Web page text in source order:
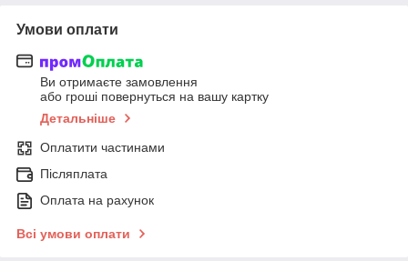
Умови оплати
Ви отримаєте замовлення
або гроші повернуться на вашу картку
Детальніше
Оплатити частинами
Післяплата
Оплата на рахунок
Всі умови оплати